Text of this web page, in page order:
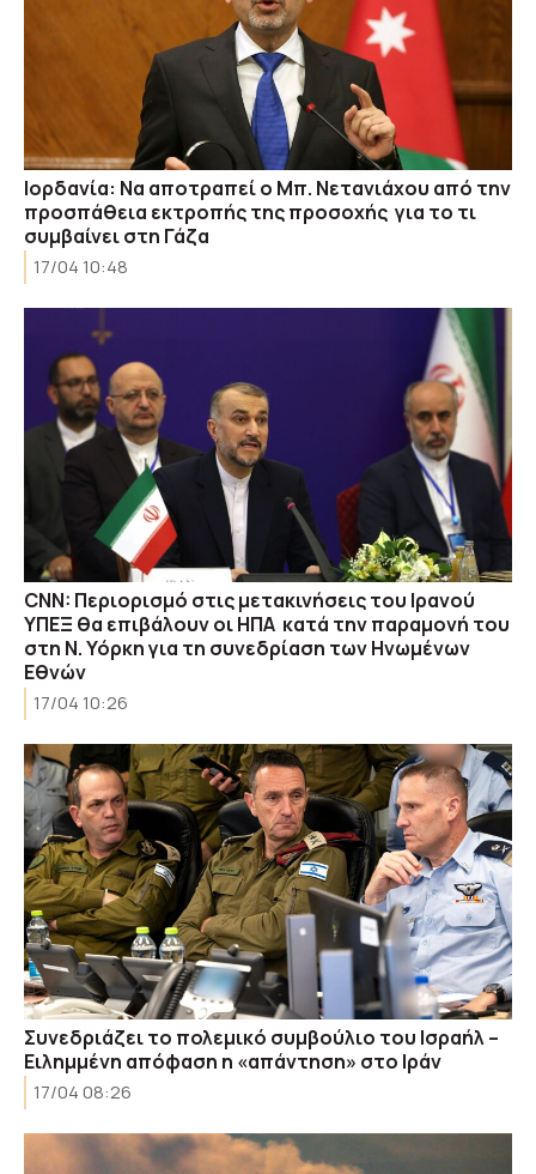
Ιορδανία: Να αποτραπεί ο Μπ. Νετανιάχου από την
προσπάθεια εκτροπής της προσοχής για το τι
συμβαίνει στη Γάζα
17/04 10:48
CNN: Περιορισμό στις μετακινήσεις του Ιρανού
ΥΠΕΞ θα επιβάλουν οι ΗΠΑ κατά την παραμονή του
στη Ν. Υόρκη για τη συνεδρίαση των Ηνωμένων
Εθνών
17/04 10:26
Συνεδριάζει το πολεμικό συμβούλιο του Ισραήλ –
Ειλημμένη απόφαση η «απάντηση» στο Ιράν
17/04 08:26